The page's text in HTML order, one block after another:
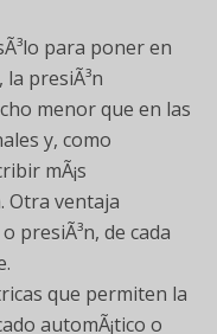
para poner en
presiÃ³n
menor que en las
y, como
mÃ¡s
Otra ventaja
presiÃ³n, de cada
que permiten la
automÃ¡tico o